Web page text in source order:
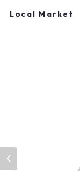
Local Market